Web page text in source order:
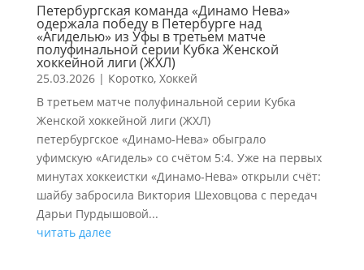
Петербургская команда «Динамо Нева»
одержала победу в Петербурге над
«Агиделью» из Уфы в третьем матче
полуфинальной серии Кубка Женской
хоккейной лиги (ЖХЛ)
25.03.2026| Коротко, Хоккей
В третьем матче полуфинальной серии Кубка
Женской хоккейной лиги (ЖХЛ)
петербургское «Динамо‑Нева» обыграло
уфимскую «Агидель» со счётом 5:4. Уже на первых
минутах хоккеистки «Динамо‑Нева» открыли счёт:
шайбу забросила Виктория Шеховцова с передач
Дарьи Пурдышовой...
читать далее